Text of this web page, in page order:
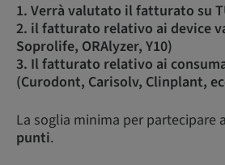
1. Verrà valutato il fatturato su
2. il fatturato relativo ai device
Soprolife, ORAlyzer, Y10)
3. Il fatturato relativo ai
(Curodont, Carisolv, Clinplant,
La soglia minima per partecipare
punti.